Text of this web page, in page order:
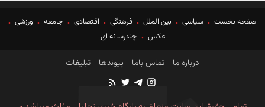
صفحه نخست سیاسی بین الملل فرهنگی اقتصادی جامعه
ورزشی
عکس
چندرسانه ای
درباره ما تماس باما پیوندها تبلیغات